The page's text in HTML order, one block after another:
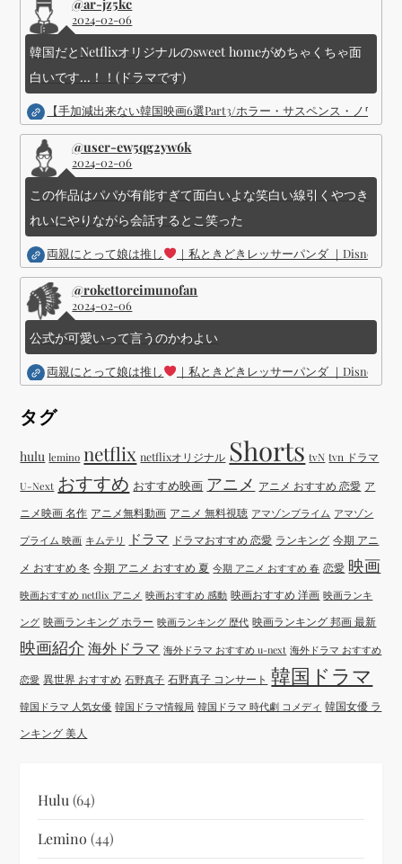
@ar-jz5kc
2024-02-06
韓国だとNetflixオリジナルのsweet homeがめちゃくちゃ面
白いです...！！(ドラマです)
【手加減出来ない韓国映画6選Part3/ホラー・サスペンス・ノワー
@user-ew5qg2yw6k
2024-02-06
この作品はパパが有能すぎて面白いよな笑白い線引くやつき
れいにやりながら会話するとこ笑った
両親にとって娘は推し ｜私ときどきレッサーパンダ ｜Disney (
@rokettoreimunofan
2024-02-06
公式が可愛いって言うのかわよい
両親にとって娘は推し ｜私ときどきレッサーパンダ ｜Disney (
タグ
hulu lemino netflix netflixオリジナル Shorts tvN tvn ドラマ
U-Next おすすめ おすすめ映画 アニメ アニメ おすすめ 恋愛 ア
ニメ映画 名作 アニメ無料動画 アニメ 無料視聴 アマゾンプライム アマゾン
プライム 映画 キムテリ ドラマ ドラマおすすめ 恋愛 ランキング 今期 アニ
メ おすすめ 冬 今期 アニメ おすすめ 夏 今期 アニメ おすすめ 春 恋愛 映画
映画おすすめ netflix アニメ 映画おすすめ 感動 映画おすすめ 洋画 映画ランキ
ング 映画ランキング ホラー 映画ランキング 歴代 映画ランキング 邦画 最新
映画紹介 海外ドラマ 海外ドラマ おすすめ u-next 海外ドラマ おすすめ
恋愛 異世界 おすすめ 石野真子 石野真子 コンサート 韓国ドラマ
韓国ドラマ 人気女優 韓国ドラマ情報局 韓国ドラマ 時代劇 コメディ 韓国女優 ラ
ンキング 美人
Hulu (64)
Lemino (44)